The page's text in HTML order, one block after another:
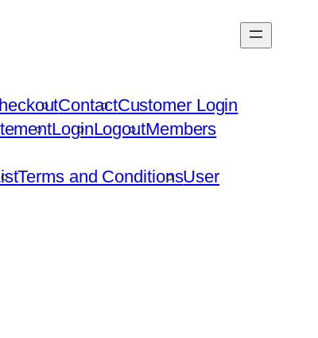
ContactCustomer Login
LoginLogoutMembers
Terms and ConditionsUser